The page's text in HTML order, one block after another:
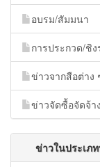
อบรม/สัมมนา
การประกวด/ชิง
ข่าวจากสือต่าง
ข่าวจัดซื้อจัดจ้าง
ข่าวในประเภ